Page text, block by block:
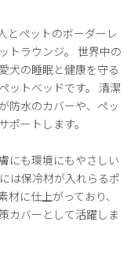
とペットのボーダーレ
トラウンジ。 世界中の
犬の睡眠と健康を守る
ットベッドです。 清潔
防水のカバーや、ペッ
ポートします。
にも環境にもやさしい
は保冷材が入れらるポ
に仕上がっており、
カバーとして活躍しま